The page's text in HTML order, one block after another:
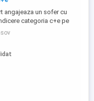
angajeaza un sofer cu
categoria c+e pe
se face din
fr -bel ,garajul este la
in timpi normali de
45h la garaj, penru mai